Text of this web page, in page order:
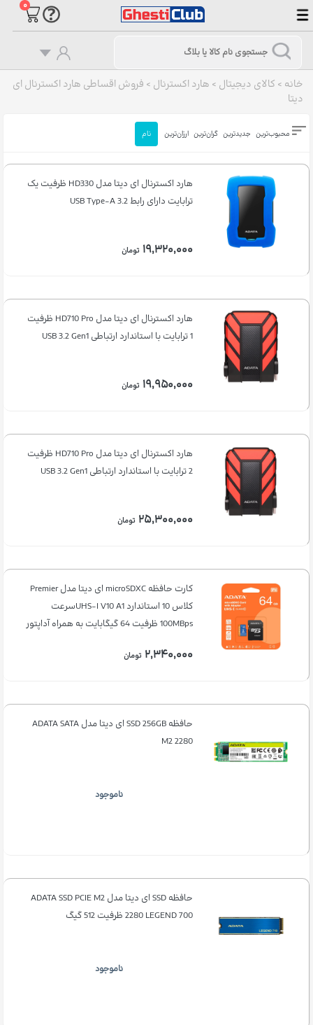
۰
خانه > کالای دیجیتال > هارد اکسترنال > فروش اقساطی هارد اکسترنال ای
دیتا
محبوب‌ترین جدیدترین گران‌ترین ارزان‌ترین نام
هارد اکسترنال ای دیتا مدل HD330 ظرفیت یک
ترابایت دارای رابط USB Type-A 3.2
۱۹,۳۲۰,۰۰۰ تومان
هارد اکسترنال ای دیتا مدل HD710 Pro ظرفیت
1 ترابایت با استاندارد ارتباطی USB 3.2 Gen1
۱۹,۹۵۰,۰۰۰ تومان
هارد اکسترنال ای دیتا مدل HD710 Pro ظرفیت
2 ترابایت با استاندارد ارتباطی USB 3.2 Gen1
۲۵,۳۰۰,۰۰۰ تومان
کارت حافظه microSDXC ای دیتا مدل Premier
کلاس 10 استاندارد UHS-I V10 A1سرعت
100MBps ظرفیت 64 گیگابایت به همراه آداپتور
۲,۳۴۰,۰۰۰ تومان
حافظه SSD 256GB ای دیتا مدل ADATA SATA
M2 2280
ناموجود
حافظه SSD ای دیتا مدل ADATA SSD PCIE M2
2280 LEGEND 700 ظرفیت 512 گیگ
ناموجود